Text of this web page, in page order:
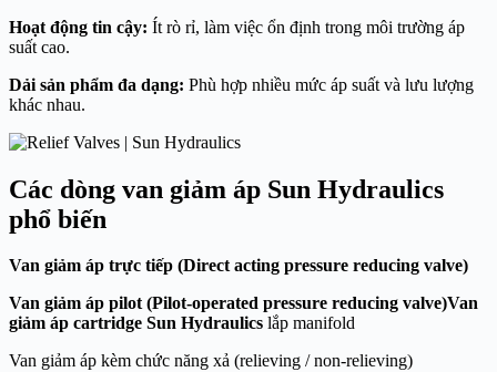
Hoạt động tin cậy: Ít rò rỉ, làm việc ổn định trong môi trường áp
suất cao.
Dải sản phẩm đa dạng: Phù hợp nhiều mức áp suất và lưu lượng
khác nhau.
Các dòng van giảm áp Sun Hydraulics
phổ biến
Van giảm áp trực tiếp (Direct acting pressure reducing valve)
Van giảm áp pilot (Pilot-operated pressure reducing valve)Van
giảm áp cartridge Sun Hydraulics lắp manifold
Van giảm áp kèm chức năng xả (relieving / non-relieving)